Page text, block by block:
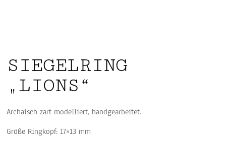
SIEGELRING
„LIONS“
Archaisch zart modelliert, handgearbeitet.
Größe Ringkopf: 17×13 mm